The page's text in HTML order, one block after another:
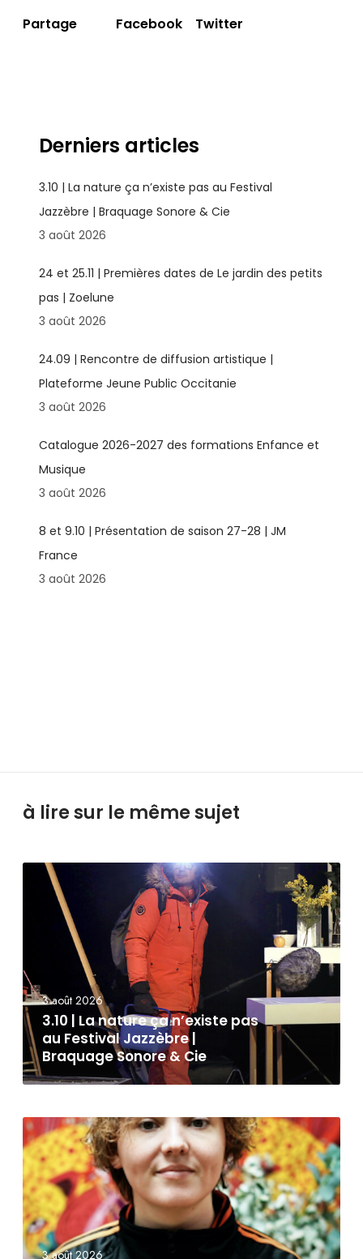
Partage Facebook Twitter
Derniers articles
3.10 | La nature ça n’existe pas au Festival
Jazzèbre | Braquage Sonore & Cie
3 août 2026
24 et 25.11 | Premières dates de Le jardin des petits
pas | Zoelune
3 août 2026
24.09 | Rencontre de diffusion artistique |
Plateforme Jeune Public Occitanie
3 août 2026
Catalogue 2026-2027 des formations Enfance et
Musique
3 août 2026
8 et 9.10 | Présentation de saison 27-28 | JM
France
3 août 2026
à lire sur le même sujet
3 août 2026
3.10 | La nature ça n’existe pas
au Festival Jazzèbre |
Braquage Sonore & Cie
3 août 2026